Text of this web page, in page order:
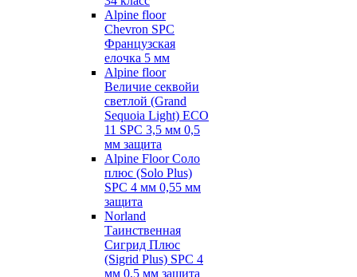
Alpine floor
Chevron SPC
Французская
елочка 5 мм
Alpine floor
Величие секвойи
светлой (Grand
Sequoia Light) ECO
11 SPC 3,5 мм 0,5
мм защита
Alpine Floor Соло
плюс (Solo Plus)
SPC 4 мм 0,55 мм
защита
Norland
Таинственная
Сигрид Плюс
(Sigrid Plus) SPC 4
мм 0,5 мм защита